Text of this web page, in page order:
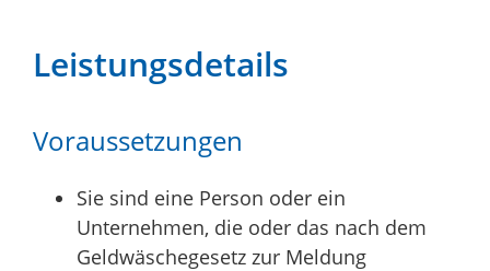
Leistungsdetails
Voraussetzungen
Sie sind eine Person oder ein
Unternehmen, die oder das nach dem
Geldwäschegesetz zur Meldung